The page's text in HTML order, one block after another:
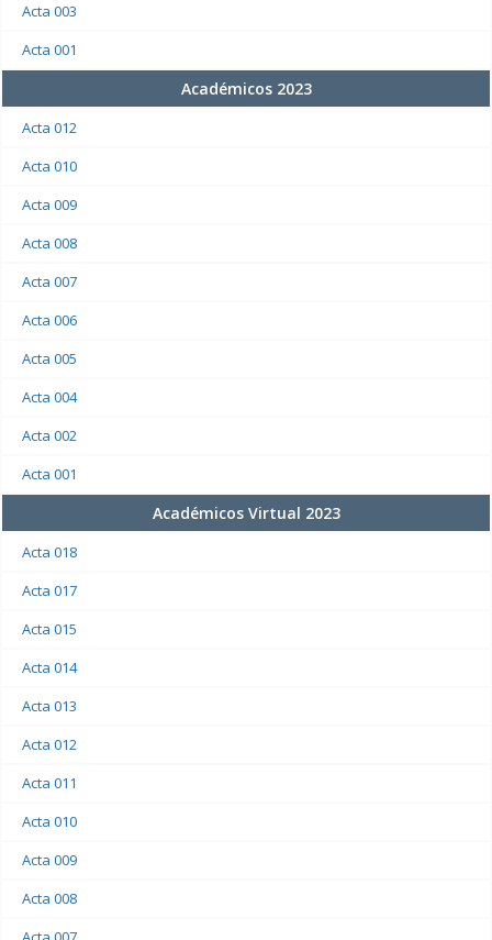
Acta 003
Acta 001
Académicos 2023
Acta 012
Acta 010
Acta 009
Acta 008
Acta 007
Acta 006
Acta 005
Acta 004
Acta 002
Acta 001
Académicos Virtual 2023
Acta 018
Acta 017
Acta 015
Acta 014
Acta 013
Acta 012
Acta 011
Acta 010
Acta 009
Acta 008